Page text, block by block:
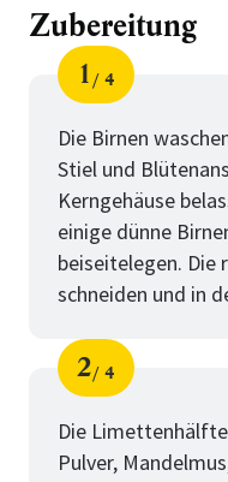
Zubereitung
Schritt
1
von
4
Die Birnen
Stiel und
Kerngehäuse
einige dünne
beiseitelegen. Die
schneiden und in
Schritt
2
von
4
Die
Pulver,